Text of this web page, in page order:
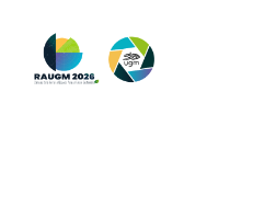
content